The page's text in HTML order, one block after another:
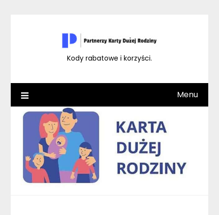
Kody rabatowe i korzyści.
Menu